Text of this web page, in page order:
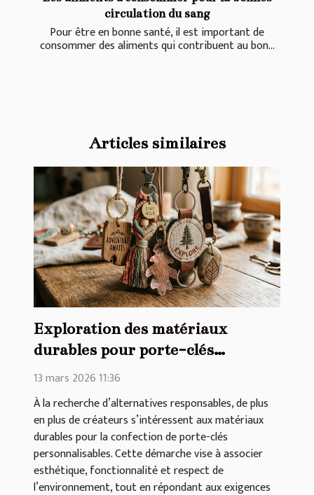
circulation du sang
Pour être en bonne santé, il est important de
consommer des aliments qui contribuent au bon...
Articles similaires
Exploration des matériaux
durables pour porte-clés
personnalisables
13 mars 2026 11:36
À la recherche d’alternatives responsables, de plus
en plus de créateurs s’intéressent aux matériaux
durables pour la confection de porte-clés
personnalisables. Cette démarche vise à associer
esthétique, fonctionnalité et respect de
l’environnement, tout en répondant aux exigences